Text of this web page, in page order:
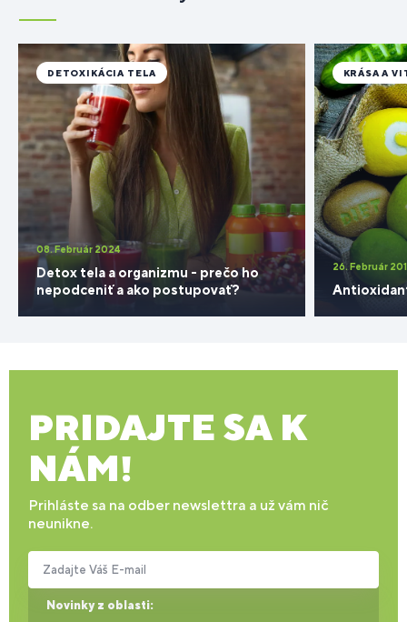
08. Február 2024
Detox tela a organizmu - prečo ho
nepodceniť a ako postupovať?
DETOXIKÁCIA TELA
26. Február
KRÁSA A
PRIDAJTE SA K
NÁM!
Prihláste sa na odber newslettra a už vám nič
neunikne.
Novinky z oblasti:
Zadajte Váš E-mail